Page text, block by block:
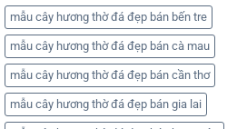
mẫu cây hương thờ đá đẹp bán bến tre
mẫu cây hương thờ đá đẹp bán cà mau
mẫu cây hương thờ đá đẹp bán cần thơ
mẫu cây hương thờ đá đẹp bán gia lai